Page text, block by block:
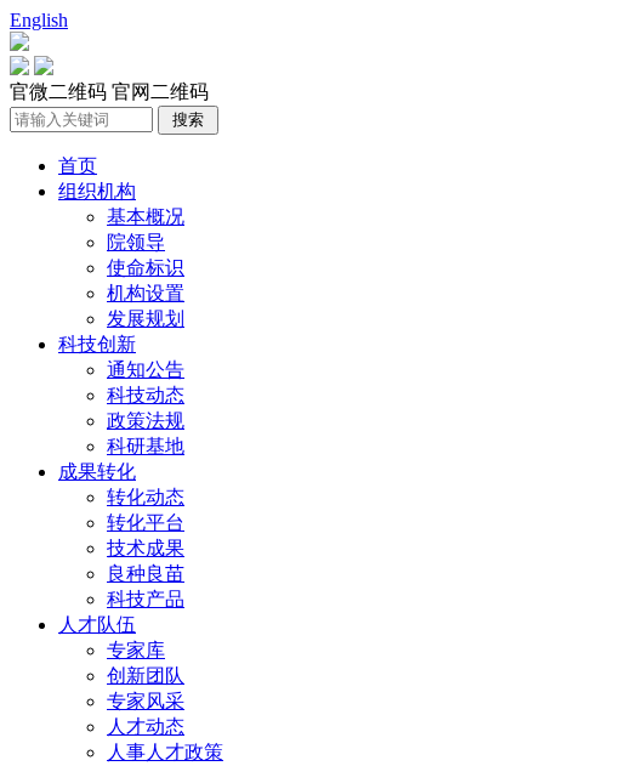
English
官微二维码 官网二维码
首页
组织机构
基本概况
院领导
使命标识
机构设置
发展规划
科技创新
通知公告
科技动态
政策法规
科研基地
成果转化
转化动态
转化平台
技术成果
良种良苗
科技产品
人才队伍
专家库
创新团队
专家风采
人才动态
人事人才政策